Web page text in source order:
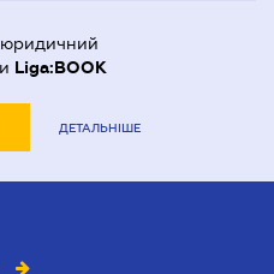
Liga:BOOK
ДЕТАЛЬНІШЕ